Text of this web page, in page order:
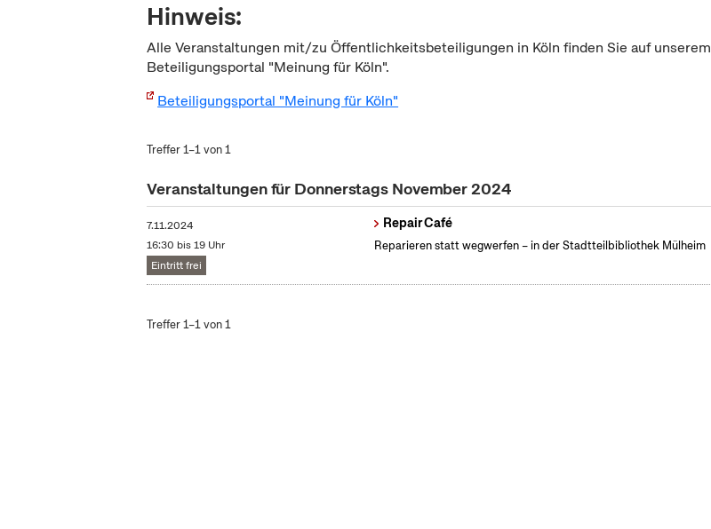
Hinweis:
Alle Veranstaltungen mit/zu Öffentlichkeitsbeteiligungen in Köln finden Sie auf unserem
Beteiligungsportal "Meinung für Köln".
Beteiligungsportal "Meinung für Köln"
Treffer 1–1 von 1
Veranstaltungen für Donnerstags November 2024
7.11.2024
16:30 bis 19 Uhr
Eintritt frei
Repair Café
Reparieren statt wegwerfen – in der Stadtteilbibliothek Mülheim
Treffer 1–1 von 1